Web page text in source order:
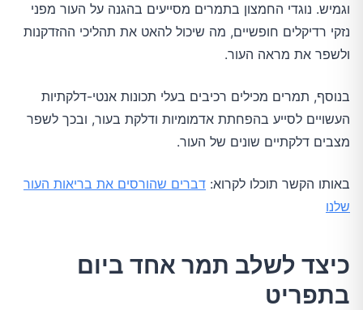
וגמיש. נוגדי החמצון בתמרים מסייעים בהגנה על העור מפני
נזקי רדיקלים חופשיים, מה שיכול להאט את תהליכי ההזדקנות
ולשפר את מראה העור.
בנוסף, תמרים מכילים רכיבים בעלי תכונות אנטי-דלקתיות
העשויים לסייע בהפחתת אדמומיות ודלקת בעור, ובכך לשפר
מצבים דלקתיים שונים של העור.
באותו הקשר תוכלו לקרוא: דברים שהורסים את בריאות העור
שלנו
כיצד לשלב תמר אחד ביום
בתפריט